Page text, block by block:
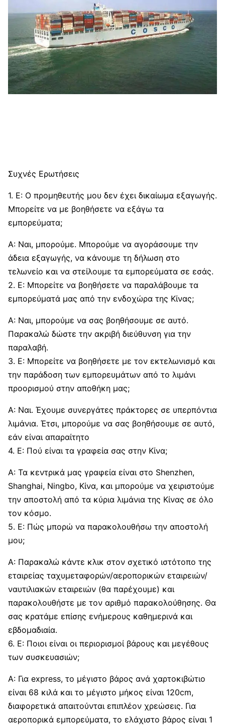
Συχνές Ερωτήσεις
1. Ε: Ο προμηθευτής μου δεν έχει δικαίωμα εξαγωγής.
Μπορείτε να με βοηθήσετε να εξάγω τα
εμπορεύματα;
Α: Ναι, μπορούμε. Μπορούμε να αγοράσουμε την
άδεια εξαγωγής, να κάνουμε τη δήλωση στο
τελωνείο και να στείλουμε τα εμπορεύματα σε εσάς.
2. Ε: Μπορείτε να βοηθήσετε να παραλάβουμε τα
εμπορεύματά μας από την ενδοχώρα της Κίνας;
Α: Ναι, μπορούμε να σας βοηθήσουμε σε αυτό.
Παρακαλώ δώστε την ακριβή διεύθυνση για την
παραλαβή.
3. Ε: Μπορείτε να βοηθήσετε με τον εκτελωνισμό και
την παράδοση των εμπορευμάτων από το λιμάνι
προορισμού στην αποθήκη μας;
Α: Ναι. Έχουμε συνεργάτες πράκτορες σε υπερπόντια
λιμάνια. Έτσι, μπορούμε να σας βοηθήσουμε σε αυτό,
εάν είναι απαραίτητο
4. Ε: Πού είναι τα γραφεία σας στην Κίνα;
Α: Τα κεντρικά μας γραφεία είναι στο Shenzhen,
Shanghai, Ningbo, Κίνα, και μπορούμε να χειριστούμε
την αποστολή από τα κύρια λιμάνια της Κίνας σε όλο
τον κόσμο.
5. Ε: Πώς μπορώ να παρακολουθήσω την αποστολή
μου;
Α: Παρακαλώ κάντε κλικ στον σχετικό ιστότοπο της
εταιρείας ταχυμεταφορών/αεροπορικών εταιρειών/
ναυτιλιακών εταιρειών (θα παρέχουμε) και
παρακολουθήστε με τον αριθμό παρακολούθησης. Θα
σας κρατάμε επίσης ενήμερους καθημερινά και
εβδομαδιαία.
6. Ε: Ποιοι είναι οι περιορισμοί βάρους και μεγέθους
των συσκευασιών;
Α: Για express, το μέγιστο βάρος ανά χαρτοκιβώτιο
είναι 68 κιλά και το μέγιστο μήκος είναι 120cm,
διαφορετικά απαιτούνται επιπλέον χρεώσεις. Για
αεροπορικά εμπορεύματα, το ελάχιστο βάρος είναι 1